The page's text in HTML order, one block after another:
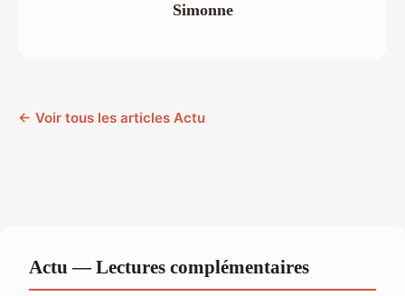
Simonne
← Voir tous les articles Actu
Actu — Lectures complémentaires